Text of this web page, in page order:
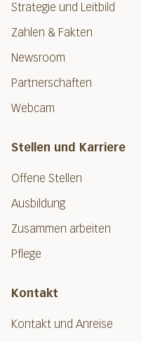
Strategie und Leitbild
Zahlen & Fakten
Newsroom
Partnerschaften
Webcam
Stellen und Karriere
Offene Stellen
Ausbildung
Zusammen arbeiten
Pflege
Kontakt
Kontakt und Anreise